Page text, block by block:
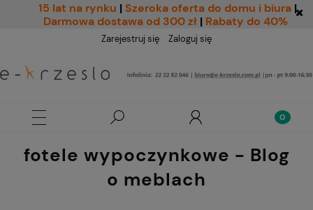
15 lat na rynku | Szeroka oferta do domu i biura |
Darmowa dostawa od 300 zł | Rabaty do 40%
Zarejestruj się Zaloguj się
fotele wypoczynkowe - Blog
o meblach